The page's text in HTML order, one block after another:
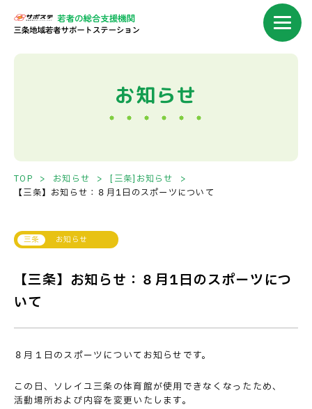
お知らせ
TOP お知らせ
[三条]お知らせ
【三条】お知らせ：８月1日のスポーツについて
お知らせ
【三条】お知らせ：８月1日のスポーツにつ
いて
８月１日のスポーツについてお知らせです。
この日、ソレイユ三条の体育館が使用できなくなったため、
活動場所および内容を変更いたします。